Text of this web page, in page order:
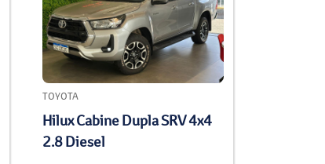
TOYOTA
Hilux Cabine Dupla SRV 4x4
2.8 Diesel